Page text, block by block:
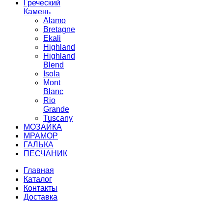
Греческий
Камень
Alamo
Bretagne
Ekali
Highland
Highland
Blend
Isola
Mont
Blanc
Rio
Grande
Tuscany
МОЗАЙКA
МРАМОР
ГАЛЬКA
ПЕСЧАНИК
Главная
Каталог
Контакты
Доставка